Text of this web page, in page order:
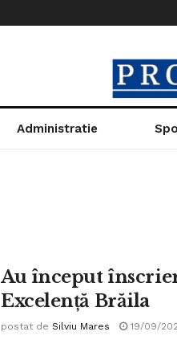
Administratie
Au început
Excelență Brăila
postat de Silviu Mares 19/09/